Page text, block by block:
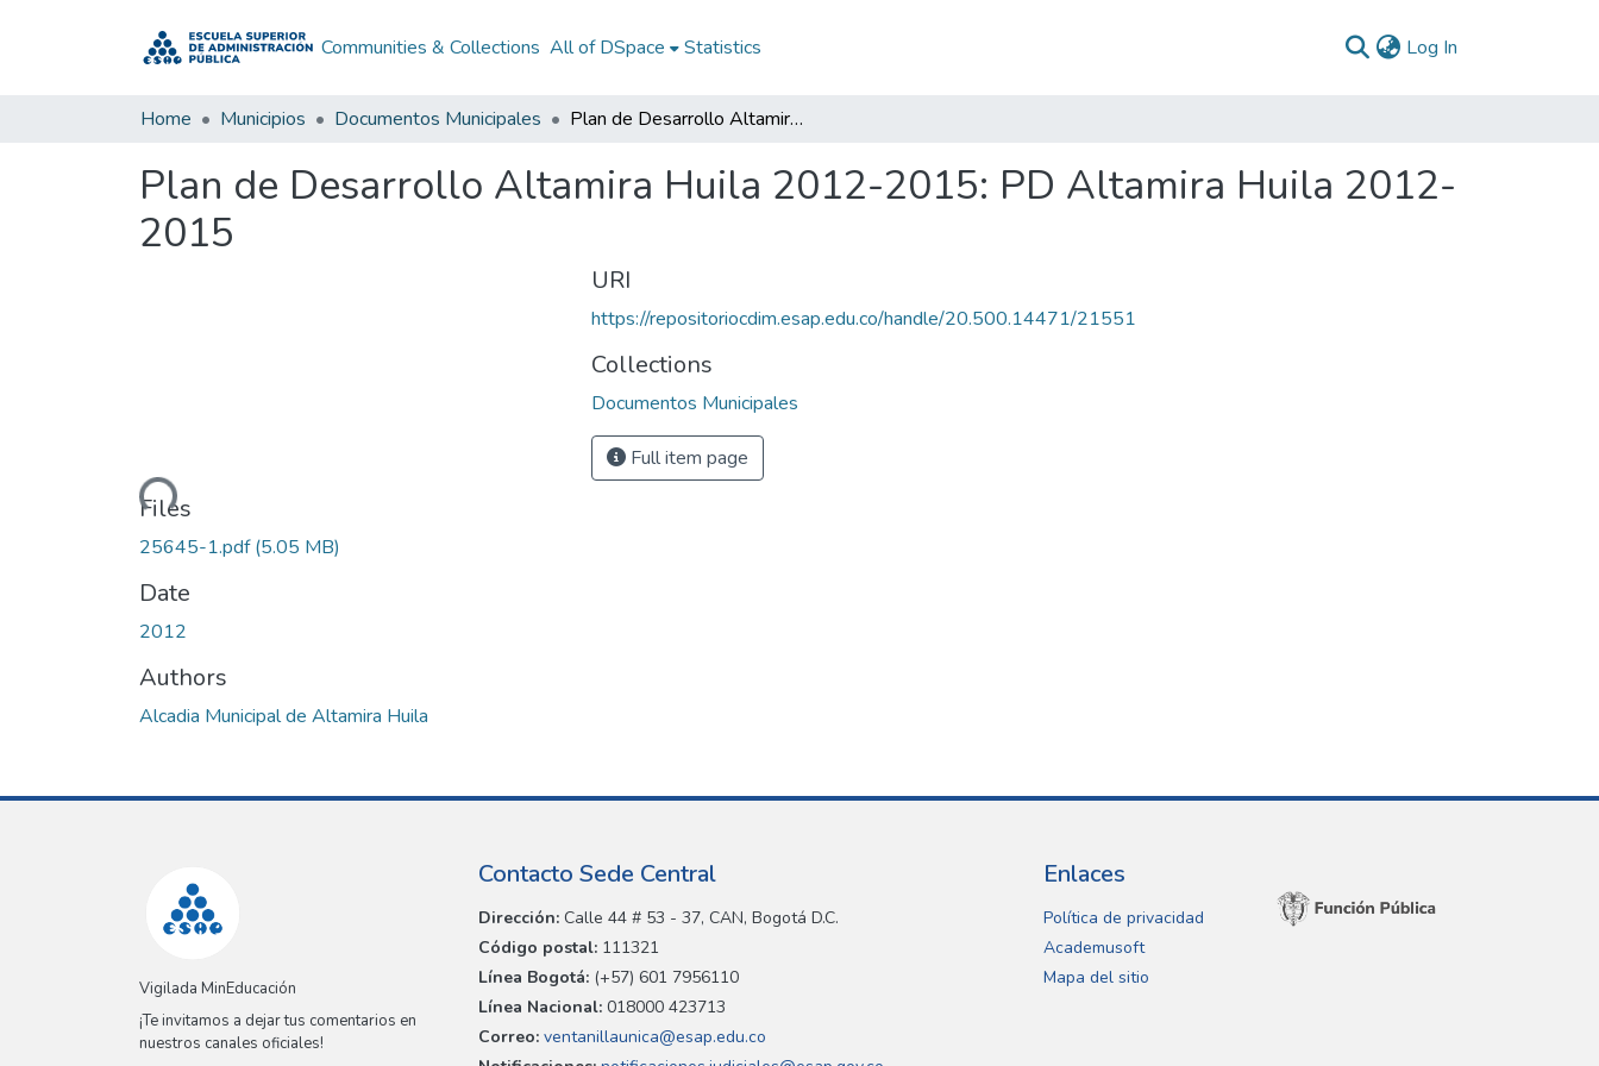
Communities & Collections All of DSpace Statistics Log In
Home Municipios Documentos Municipales Plan de Desarrollo Altamira Huila 2012-2015: PD Altamira Huila 2012-2015
Plan de Desarrollo Altamira Huila 2012-2015: PD Altamira Huila 2012-
2015
Loading...
Files
25645-1.pdf(5.05 MB)
Date
2012
Authors
Alcadia Municipal de Altamira Huila
URI
https://repositoriocdim.esap.edu.co/handle/20.500.14471/21551
Collections
Documentos Municipales
Full item page
Vigilada MinEducación
¡Te invitamos a dejar tus comentarios en
nuestros canales oficiales!
Contacto Sede Central
Dirección: Calle 44 # 53 - 37, CAN, Bogotá D.C.
Código postal: 111321
Línea Bogotá: (+57) 601 7956110
Línea Nacional: 018000 423713
Correo: ventanillaunica@esap.edu.co
Enlaces
Política de privacidad
Academusoft
Mapa del sitio